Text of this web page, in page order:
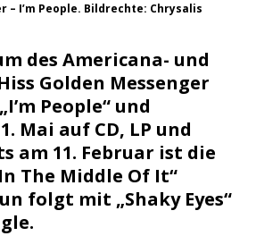
– I’m People. Bildrechte: Chrysalis
des Americana- und
Golden Messenger
People“ und
Mai auf CD, LP und
am 11. Februar ist die
The Middle Of It“
folgt mit „Shaky Eyes“